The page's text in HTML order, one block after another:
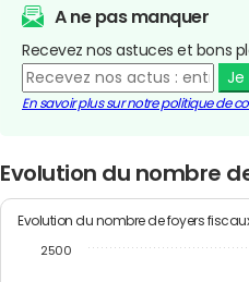
A ne pas manquer
Recevez nos astuces et bons
Je
En savoir plus sur notre politique de
Evolution du nombre
Evolution du nombre de foyers
2500